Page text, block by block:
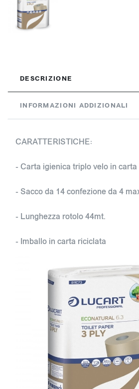
DESCRIZIONE
INFORMAZIONI ADDIZIONALI
CARATTERISTICHE:
- Carta igienica triplo velo in
- Sacco da 14 confezione da 4
- Lunghezza rotolo 44mt.
- Imballo in carta riciclata